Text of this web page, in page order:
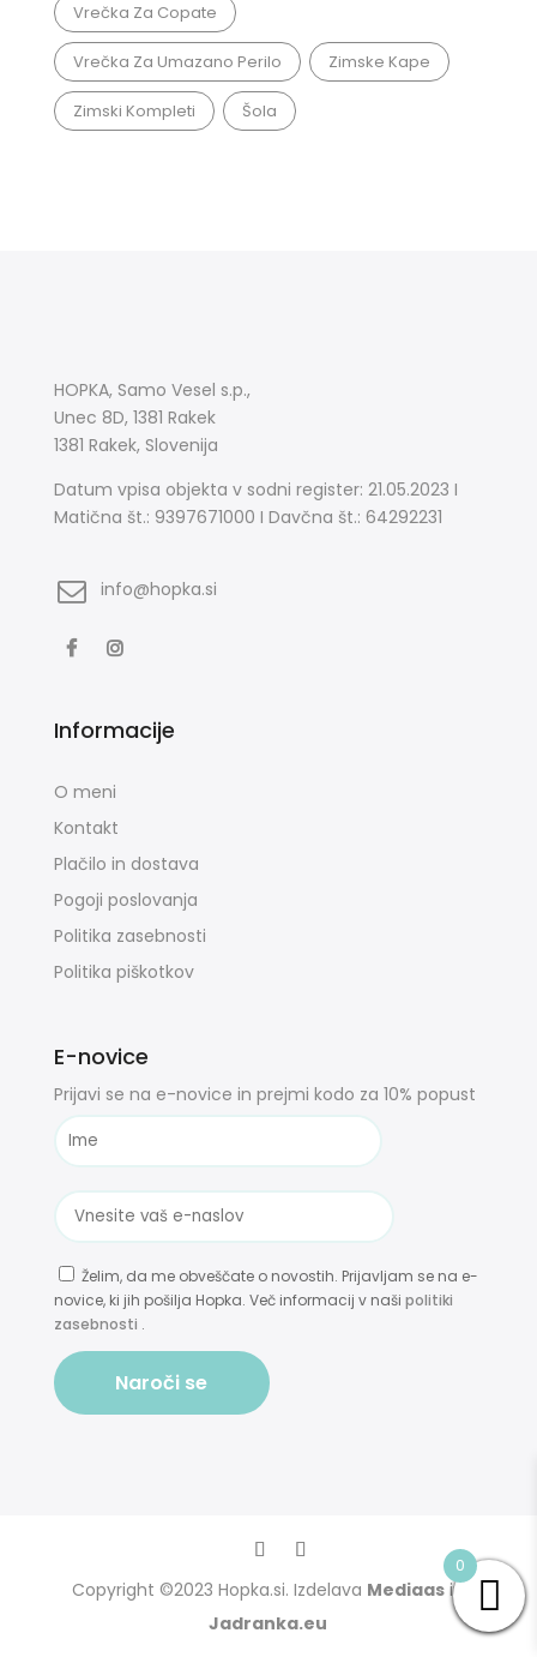
Vrečka Za Copate
Vrečka Za Umazano Perilo Zimske Kape
Zimski Kompleti Šola
HOPKA, Samo Vesel s.p.,
Unec 8D, 1381 Rakek
1381 Rakek, Slovenija
Datum vpisa objekta v sodni register: 21.05.2023 I
Matična št.: 9397671000 I Davčna št.: 64292231
info@hopka.si
Informacije
O meni
Kontakt
Plačilo in dostava
Pogoji poslovanja
Politika zasebnosti
Politika piškotkov
E-novice
Prijavi se na e-novice in prejmi kodo za 10% popust
Želim, da me obveščate o novostih. Prijavljam se na e-
novice, ki jih pošilja Hopka. Več informacij v naši politiki
zasebnosti .
Naroči se
Copyright ©2023 Hopka.si. Izdelava Mediaas in
Jadranka.eu
0